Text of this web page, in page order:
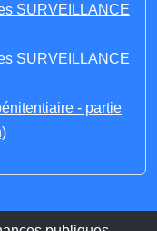
SURVEILLANCE
SURVEILLANCE
- partie